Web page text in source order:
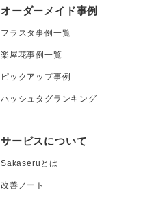
オーダーメイド事例
フラスタ事例一覧
楽屋花事例一覧
ピックアップ事例
ハッシュタグランキング
サービスについて
Sakaseruとは
改善ノート